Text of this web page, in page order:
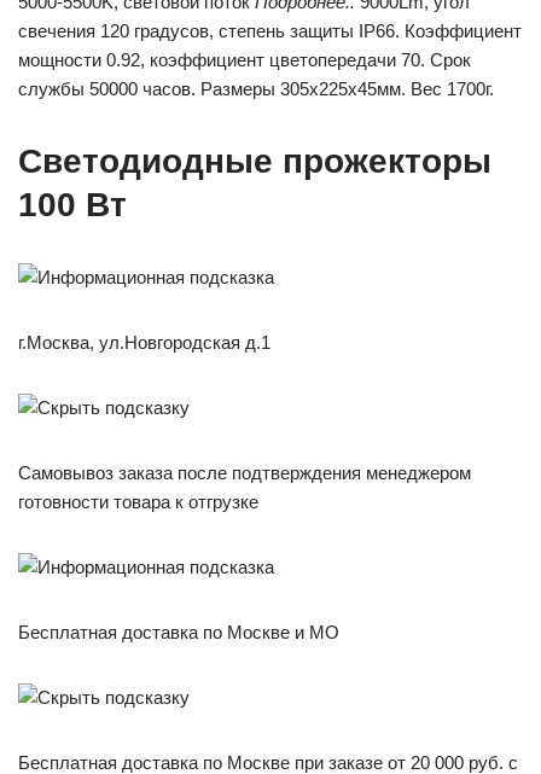
свечения 120 градусов, степень защиты IP66. Коэффициент
мощности 0.92, коэффициент цветопередачи 70. Срок
службы 50000 часов. Размеры 305x225x45мм. Вес 1700г.
Светодиодные прожекторы
100 Вт
г.Москва, ул.Новгородская д.1
Самовывоз заказа после подтверждения менеджером
готовности товара к отгрузке
Бесплатная доставка по Москве и МО
Бесплатная доставка по Москве при заказе от 20 000 руб. с